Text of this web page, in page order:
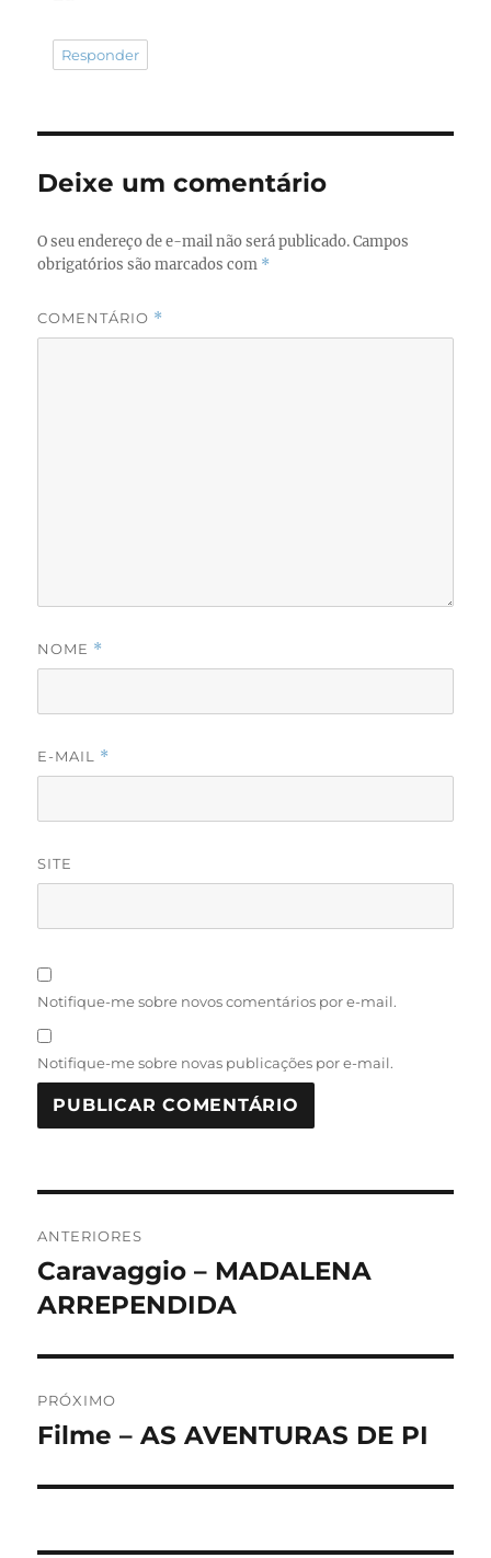
Responder
Deixe um comentário
O seu endereço de e-mail não será publicado. Campos
obrigatórios são marcados com *
COMENTÁRIO *
NOME *
E-MAIL *
SITE
Notifique-me sobre novos comentários por e-mail.
Notifique-me sobre novas publicações por e-mail.
de
Post
ANTERIORES
Post
anterior:
Caravaggio – MADALENA
ARREPENDIDA
PRÓXIMO
Próximo
Filme – AS AVENTURAS DE PI